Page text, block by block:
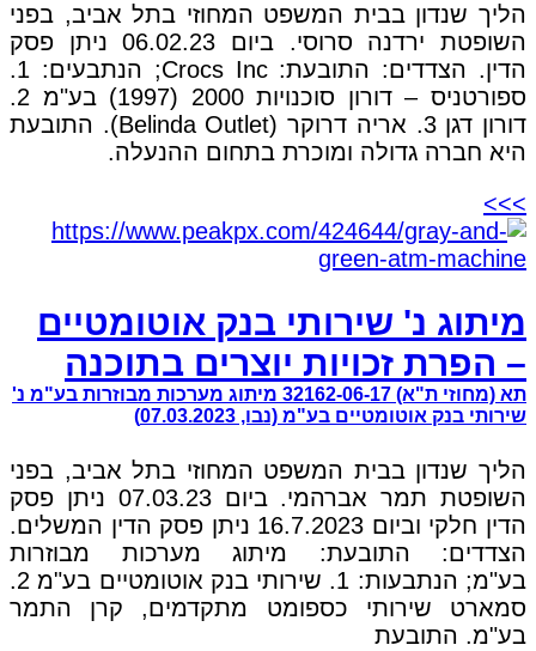
הליך שנדון בבית המשפט המחוזי בתל אביב, בפני
השופטת ירדנה סרוסי. ביום 06.02.23 ניתן פסק
הדין. הצדדים: התובעת: Crocs Inc; הנתבעים: 1.
ספורטניס – דורון סוכנויות 2000 (1997) בע"מ 2.
דורון דגן 3. אריה דרוקר (Belinda Outlet). התובעת
היא חברה גדולה ומוכרת בתחום ההנעלה.
>>>
מיתוג נ' שירותי בנק אוטומטיים
– הפרת זכויות יוצרים בתוכנה
תא (מחוזי ת"א) 32162-06-17 מיתוג מערכות מבוזרות בע"מ נ'
שירותי בנק אוטומטיים בע"מ (נבו, 07.03.2023)
הליך שנדון בבית המשפט המחוזי בתל אביב, בפני
השופטת תמר אברהמי. ביום 07.03.23 ניתן פסק
הדין חלקי וביום 16.7.2023 ניתן פסק הדין המשלים.
הצדדים: התובעת: מיתוג מערכות מבוזרות
בע"מ; הנתבעות: 1. שירותי בנק אוטומטיים בע"מ 2.
סמארט שירותי כספומט מתקדמים, קרן התמר
בע"מ. התובעת